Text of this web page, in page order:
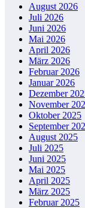
August 2026
Juli 2026
Juni 2026
Mai 2026
April 2026
März 2026
Februar 2026
Januar 2026
Dezember
November
Oktober 2025
September
August 2025
Juli 2025
Juni 2025
Mai 2025
April 2025
März 2025
Februar 2025